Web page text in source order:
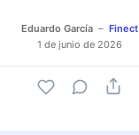
Eduardo García
Finect
1 de junio de 2026